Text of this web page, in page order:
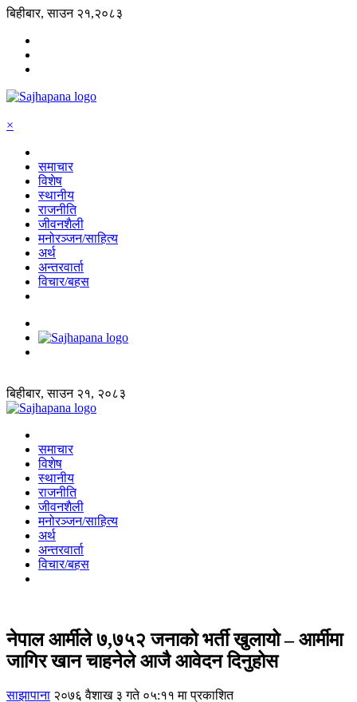
बिहीबार, साउन २१,२०८३
×
समाचार
विशेष
स्थानीय
राजनीति
जीवनशैली
मनोरञ्जन/साहित्य
अर्थ
अन्तरवार्ता
विचार/बहस
बिहीबार, साउन २१, २०८३
समाचार
विशेष
स्थानीय
राजनीति
जीवनशैली
मनोरञ्जन/साहित्य
अर्थ
अन्तरवार्ता
विचार/बहस
नेपाल आर्मीले ७,७५२ जनाको भर्ती खुलायो – आर्मीमा
जागिर खान चाहनेले आजै आवेदन दिनुहोस
साझापाना २०७६ वैशाख ३ गते ०५:११ मा प्रकाशित